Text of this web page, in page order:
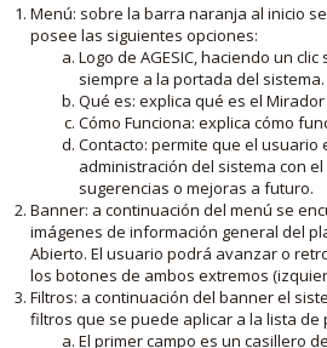
Menú: sobre la barra naranja al inicio
posee las siguientes opciones:
Logo de AGESIC, haciendo un
siempre a la portada del sistema.
Qué es: explica qué es el
Cómo Funciona: explica cómo
Contacto: permite que el usuario
administración del sistema con
sugerencias o mejoras a futuro.
Banner: a continuación del menú se
imágenes de información general del
Abierto. El usuario podrá avanzar o
los botones de ambos extremos
Filtros: a continuación del banner el
filtros que se puede aplicar a la lista de
El primer campo es un casillero